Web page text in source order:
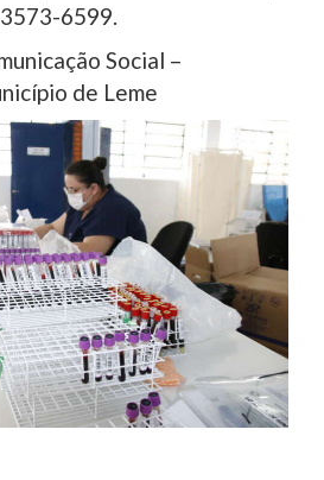
6599.
Social –
de Leme